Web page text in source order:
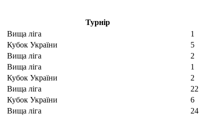
Турнір
Вища ліга 1
Кубок України 5
Вища ліга 2
Вища ліга 1
Кубок України 2
Вища ліга 22
Кубок України 6
Вища ліга 24